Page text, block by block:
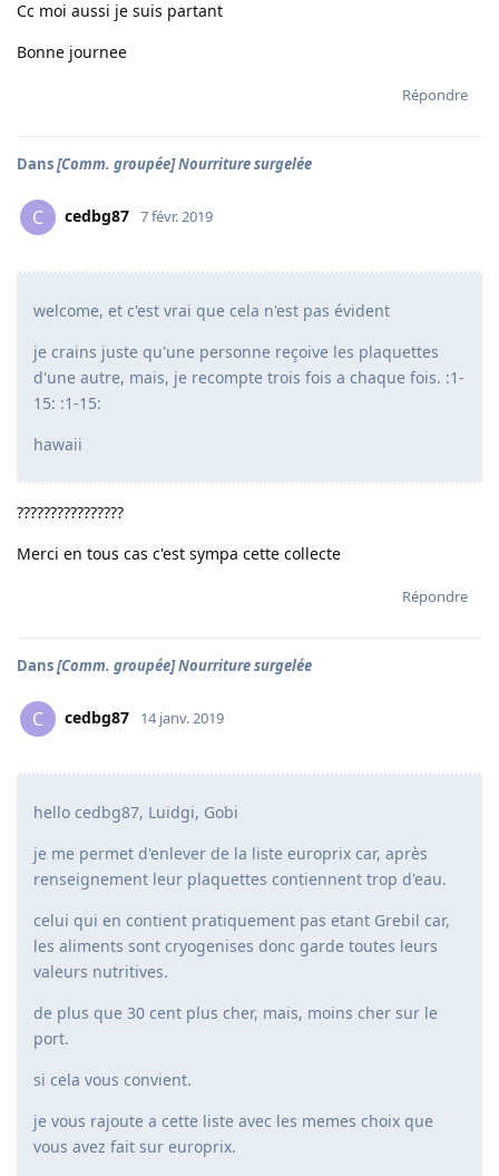
Cc moi aussi je suis partant
Bonne journee
Répondre
Dans[Comm. groupée] Nourriture surgelée
C cedbg87 7 févr. 2019
welcome, et c'est vrai que cela n'est pas évident
je crains juste qu'une personne reçoive les plaquettes
d'une autre, mais, je recompte trois fois a chaque fois. :1-
15: :1-15:
hawaii
????????????????
Merci en tous cas c'est sympa cette collecte
Répondre
Dans[Comm. groupée] Nourriture surgelée
C cedbg87 14 janv. 2019
hello cedbg87, Luidgi, Gobi
je me permet d'enlever de la liste europrix car, après
renseignement leur plaquettes contiennent trop d'eau.
celui qui en contient pratiquement pas etant Grebil car,
les aliments sont cryogenises donc garde toutes leurs
valeurs nutritives.
de plus que 30 cent plus cher, mais, moins cher sur le
port.
si cela vous convient.
je vous rajoute a cette liste avec les memes choix que
vous avez fait sur europrix.